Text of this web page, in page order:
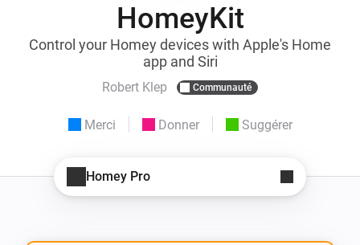
HomeyKit
Control your Homey devices with Apple's Home
app and Siri
Robert Klep Communauté
Merci Donner Suggérer
Homey Pro